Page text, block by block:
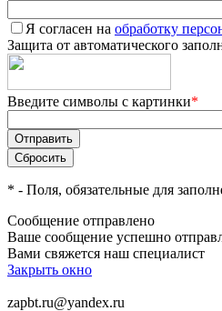
Я согласен на обработку
Защита от автоматического
Введите символы с картинки*
* - Поля, обязательные для
Сообщение отправлено
Ваше сообщение успешно
Вами свяжется наш специалист
Закрыть окно
zapbt.ru@yandex.ru